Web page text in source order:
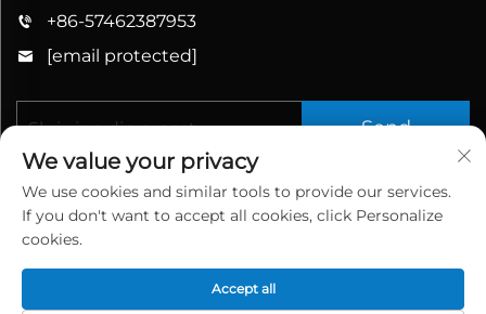
+86-57462387953
[email protected]
Send
Copyright © 2025 China Yuyao Bathbon Sanitary
We value your privacy
We use cookies and similar tools to provide our services.
If you don't want to accept all cookies, click Personalize
cookies.
Accept all